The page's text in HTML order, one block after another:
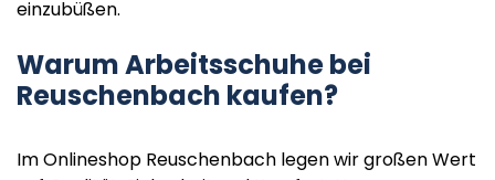
einzubüßen.
Warum Arbeitsschuhe bei
Reuschenbach kaufen?
Im Onlineshop Reuschenbach legen wir großen Wert